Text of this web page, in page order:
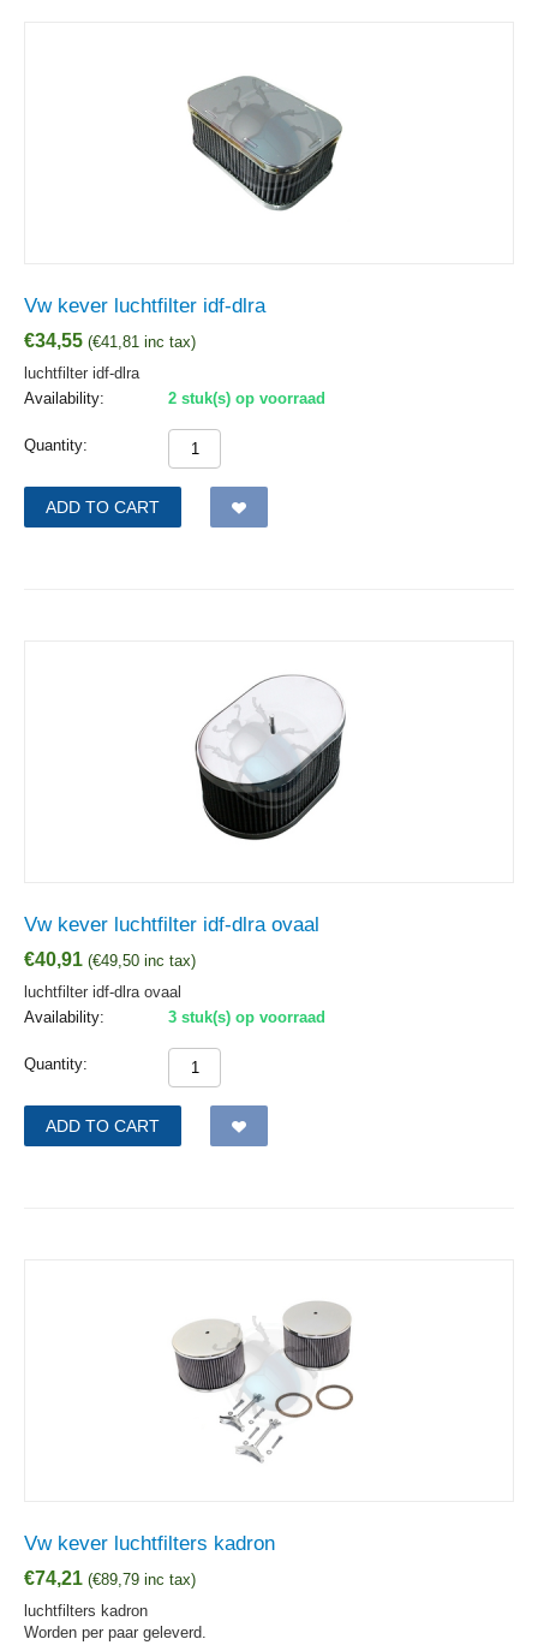
Vw kever luchtfilter idf-dlra
€34,55 (€41,81 inc tax)
luchtfilter idf-dlra
Availability:
2 stuk(s) op voorraad
Quantity:
ADD TO CART
Vw kever luchtfilter idf-dlra ovaal
€40,91 (€49,50 inc tax)
luchtfilter idf-dlra ovaal
Availability:
3 stuk(s) op voorraad
Quantity:
ADD TO CART
Vw kever luchtfilters kadron
€74,21 (€89,79 inc tax)
luchtfilters kadron
Worden per paar geleverd.